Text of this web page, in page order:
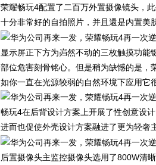
荣耀畅玩4配置了二百万外置摄像镜头，
十分非常好的自拍照片，并且還是内置美
显示屏正下方为岿然不动的三枚触摸功
部位危害刻骨铭心。但是稍为缺憾的是，
如你一直在光源较弱的自然环境下应用它
畅玩4在后背设计方案上开展了性创意设
进而也促使外壳设计方案融进了更为轻奢
后置摄像头主监控摄像头选用了800W清